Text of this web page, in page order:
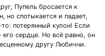
Пупель бросается к
но спотыкается и падает,
потерянный кулон! Если
его сердце. Но всё равно, он
другу Любиччи.